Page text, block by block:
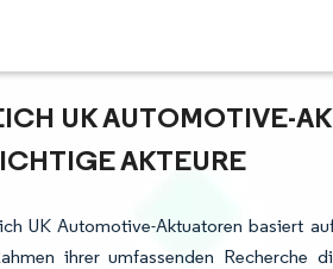
UK AUTOMOTIVE-
AKTEURE
UK Automotive-Aktuatoren basiert
ihrer umfassenden Recherche